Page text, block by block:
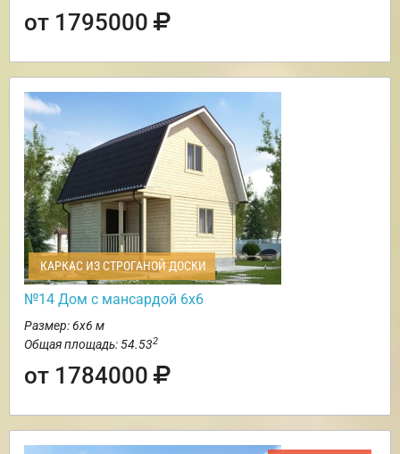
от 1795000
КАРКАС ИЗ СТРОГАНОЙ ДОСКИ
№14 Дом с мансардой 6х6
Размер: 6х6 м
Общая площадь: 54.532
от 1784000